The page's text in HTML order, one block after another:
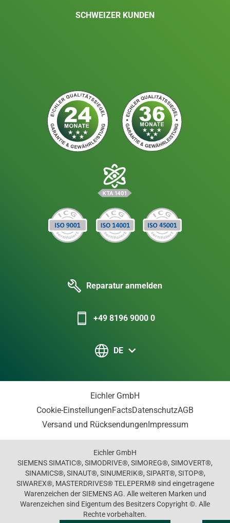
SCHWEIZER KUNDEN
Reparatur anmelden
+49 8196 9000 0
DE
Eichler GmbH
Cookie-EinstellungenFactsDatenschutzAGB
Versand und RücksendungenImpressum
Eichler GmbH
SIEMENS SIMATIC®, SIMODRIVE®, SIMOREG®, SIMOVERT®,
SINAMICS®, SINAUT®, SINUMERIK®, SIPART®, SITOP®,
SIWAREX®, MASTERDRIVES® TELEPERM® sind eingetragene
Warenzeichen der SIEMENS AG. Alle weiteren Marken und
Warenzeichen sind Eigentum des Besitzers Copyright ©. Alle
Rechte vorbehalten.